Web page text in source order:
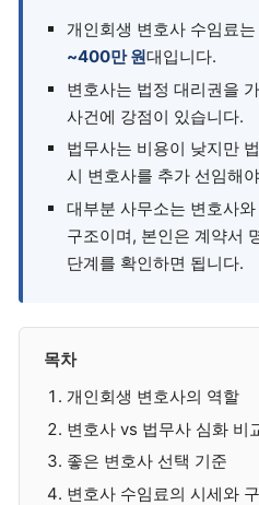
개인회생 변호사 수임료
~400만 원대입니다.
변호사는 법정 대리권을
사건에 강점이 있습니다.
법무사는 비용이 낮지만
시 변호사를 추가 선임해
대부분 사무소는 변호사
구조이며, 본인은 계약서
단계를 확인하면 됩니다.
목차
개인회생 변호사의 역할
변호사 vs 법무사 심화 비
좋은 변호사 선택 기준
변호사 수임료의 시세와